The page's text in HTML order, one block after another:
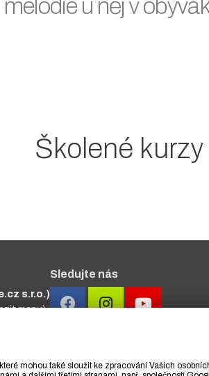
melodie u něj v
Školené kurzy
s.r.o.)
mapu)
Sledujte nás
mohou také sloužit ke zpracování Vašich